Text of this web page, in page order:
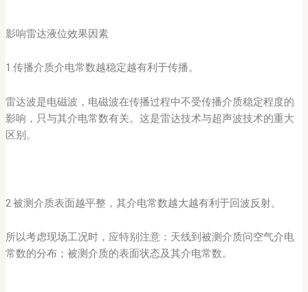
影响雷达液位效果因素
1.传播介质介电常数越稳定越有利于传播。
雷达波是电磁波，电磁波在传播过程中不受传播介质稳定程度的
影响，只与其介电常数有关。这是雷达技术与超声波技术的重大
区别。
2.被测介质表面越平整，其介电常数越大越有利于回波反射。
所以考虑现场工况时，应特别注意：天线到被测介质问空气介电
常数的分布；被测介质的表面状态及其介电常数。